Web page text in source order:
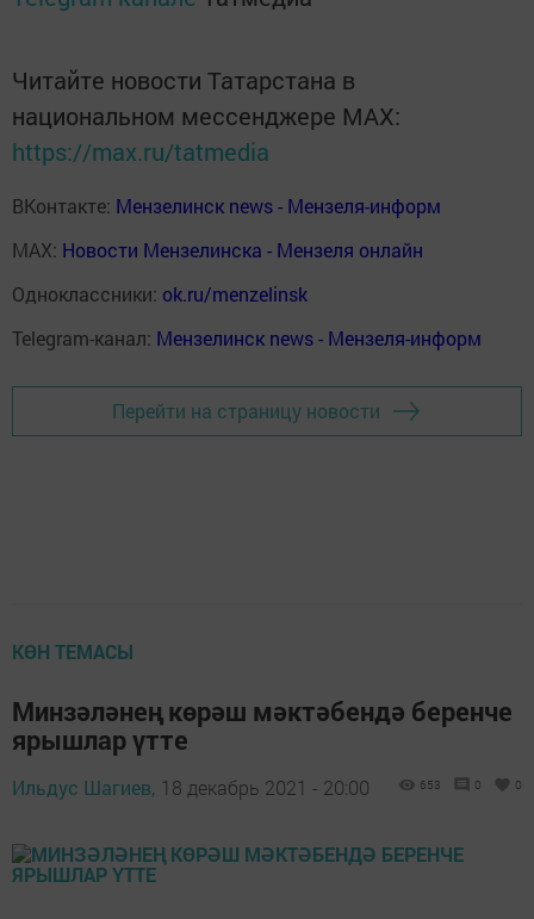
Читайте новости Татарстана в
национальном мессенджере MАХ:
https://max.ru/tatmedia
ВКонтакте: Мензелинск news - Мензеля-информ
MAX: Новости Мензелинска - Мензеля онлайн
Одноклассники: ok.ru/menzelinsk
Telegram-канал: Мензелинск news - Мензеля-информ
Перейти на страницу новости
КӨН ТЕМАСЫ
Минзәләнең көрәш мәктәбендә беренче
ярышлар үтте
Ильдус Шагиев, 18 декабрь 2021 - 20:00 653 0 0